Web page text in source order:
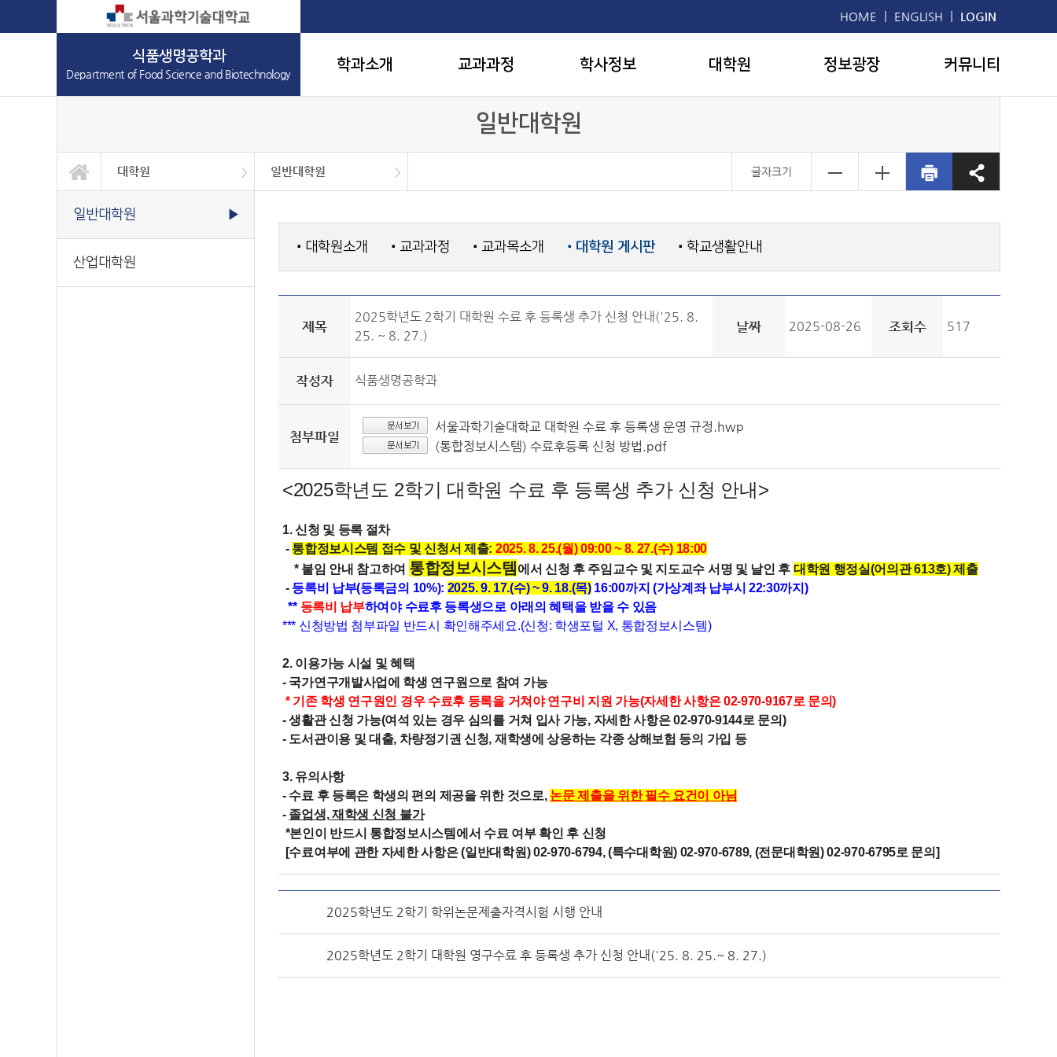
HOME | ENGLISH | LOGIN
식품생명공학과
Department of Food Science and Biotechnology
학과소개 교과과정 학사정보 대학원 정보광장 커뮤니티
일반대학원
대학원
학과소개
교과과정
학사정보
대학원
정보광장
커뮤니티
일반대학원
일반대학원
산업대학원
글자크기
일반대학원 ▶
산업대학원
■ 대학원소개 ■ 교과과정 ■ 교과목소개 ■ 대학원 게시판 ■ 학교생활안내
제목
2025학년도 2학기 대학원 수료 후 등록생 추가 신청 안내('25. 8.
25. ~ 8. 27.)
날짜 2025-08-26 조회수 517
작성자 식품생명공학과
첨부파일
서울과학기술대학교 대학원 수료 후 등록생 운영 규정.hwp
(통합정보시스템) 수료후등록 신청 방법.pdf
<2025학년도 2학기 대학원 수료 후 등록생 추가 신청 안내>
1. 신청 및 등록 절차
- 통합정보시스템 접수 및 신청서 제출: 2025. 8. 25.(월) 09:00 ~ 8. 27.(수) 18:00
* 붙임 안내 참고하여 통합정보시스템에서 신청 후 주임교수 및 지도교수 서명 및 날인 후 대학원 행정실(어의관 613호) 제출
- 등록비 납부(등록금의 10%): 2025. 9. 17.(수) ~ 9. 18.(목)16:00까지 (가상계좌 납부시 22:30까지)
** 등록비 납부하여야 수료후 등록생으로 아래의 혜택을 받을 수 있음
*** 신청방법 첨부파일 반드시 확인해주세요.(신청: 학생포털 X, 통합정보시스템)
2. 이용가능 시설 및 혜택
- 국가연구개발사업에 학생 연구원으로 참여 가능
* 기존 학생 연구원인 경우 수료후 등록을 거쳐야 연구비 지원 가능(자세한 사항은 02-970-9167로 문의)
- 생활관 신청 가능(여석 있는 경우 심의를 거쳐 입사 가능, 자세한 사항은 02-970-9144로 문의)
- 도서관이용 및 대출, 차량정기권 신청, 재학생에 상응하는 각종 상해보험 등의 가입 등
3. 유의사항
- 수료 후 등록은 학생의 편의 제공을 위한 것으로, 논문 제출을 위한 필수 요건이 아님
- 졸업생, 재학생 신청 불가
*본인이 반드시 통합정보시스템에서 수료 여부 확인 후 신청
[수료여부에 관한 자세한 사항은 (일반대학원) 02-970-6794, (특수대학원) 02-970-6789, (전문대학원) 02-970-6795로 문의]
2025학년도 2학기 학위논문제출자격시험 시행 안내
2025학년도 2학기 대학원 영구수료 후 등록생 추가 신청 안내('25. 8. 25.~ 8. 27.)